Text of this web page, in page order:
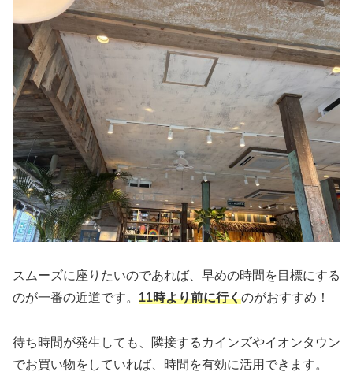
スムーズに座りたいのであれば、早めの時間を目標にする
のが一番の近道です。 11時より前に行くのがおすすめ！
待ち時間が発生しても、隣接するカインズやイオンタウン
でお買い物をしていれば、時間を有効に活用できます。